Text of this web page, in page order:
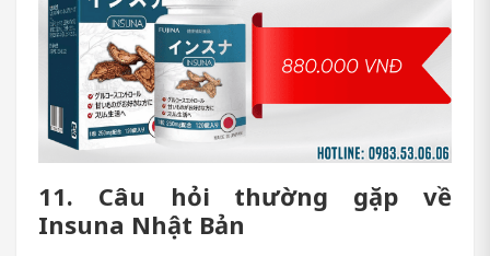
11. Câu hỏi thường gặp về
Insuna Nhật Bản